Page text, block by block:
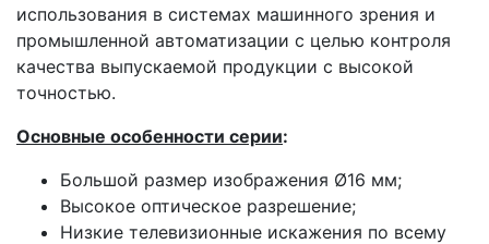
использования в системах машинного зрения и
промышленной автоматизации с целью контроля
качества выпускаемой продукции с высокой
точностью.
Основные особенности серии:
Большой размер изображения Ø16 мм;
Высокое оптическое разрешение;
Низкие телевизионные искажения по всему